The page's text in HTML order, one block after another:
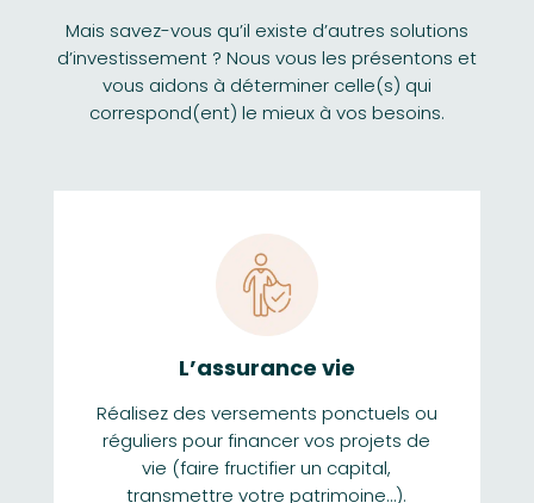
Mais savez-vous qu’il existe d’autres solutions
d’investissement ? Nous vous les présentons et
vous aidons à déterminer celle(s) qui
correspond(ent) le mieux à vos besoins.
L’assurance vie
Réalisez des versements ponctuels ou
réguliers pour financer vos projets de
vie (faire fructifier un capital,
transmettre votre patrimoine…).